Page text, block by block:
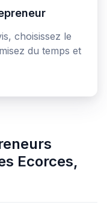
choisissez le
du temps et
Ecorces,